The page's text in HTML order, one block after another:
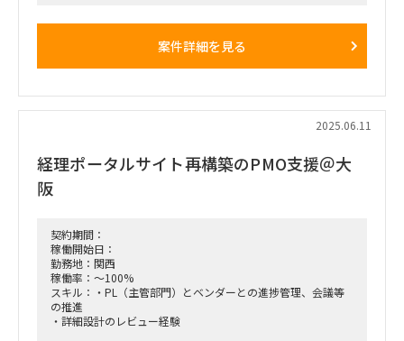
案件詳細を見る
2025.06.11
経理ポータルサイト再構築のPMO支援＠大
阪
契約期間：
稼働開始日：
勤務地：関西
稼働率：～100%
スキル：・PL（主管部門）とベンダーとの進捗管理、会議等
の推進
・詳細設計のレビュー経験